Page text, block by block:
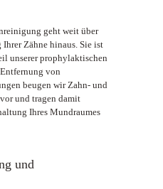
geht weit über
Zähne hinaus. Sie ist
unserer prophylaktischen
von
beugen wir Zahn- und
und tragen damit
Ihres Mundraumes
und